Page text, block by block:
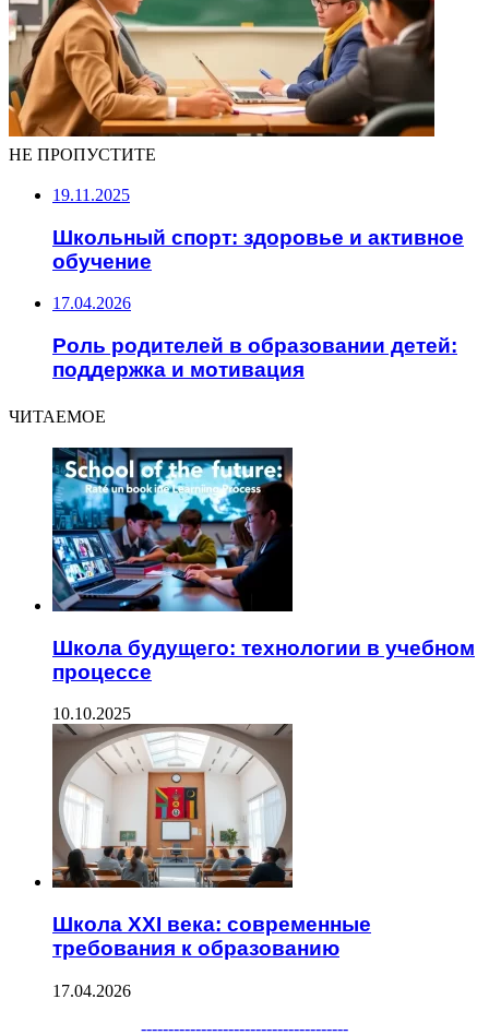
НЕ ПРОПУСТИТЕ
19.11.2025
Школьный спорт: здоровье и активное
обучение
17.04.2026
Роль родителей в образовании детей:
поддержка и мотивация
ЧИТАЕМОЕ
Школа будущего: технологии в учебном
процессе
10.10.2025
Школа XXI века: современные
требования к образованию
17.04.2026
--------------------------------------